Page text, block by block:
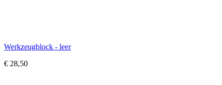
Werkzeugblock - leer
€ 28,50